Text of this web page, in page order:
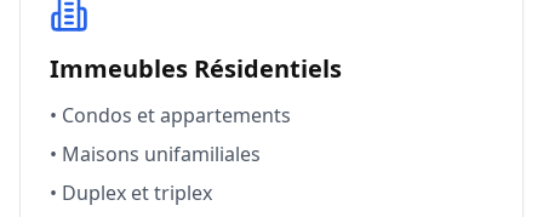
Immeubles Résidentiels
• Condos et appartements
• Maisons unifamiliales
• Duplex et triplex